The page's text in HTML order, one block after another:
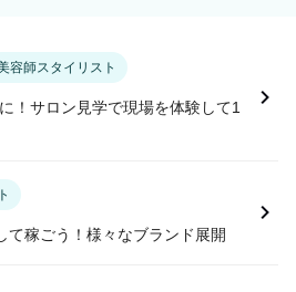
容師スタイリスト
！サロン見学で現場を体験して1
稼ごう！様々なブランド展開